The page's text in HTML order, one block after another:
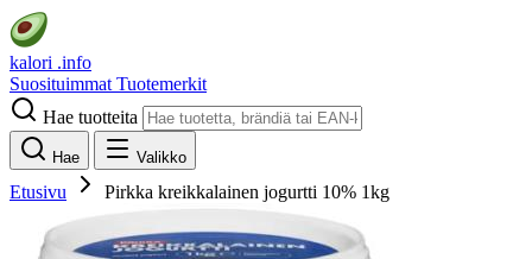
kalori .info
Suosituimmat Tuotemerkit
Hae tuotteita
Hae Valikko
Etusivu Pirkka kreikkalainen jogurtti 10% 1kg